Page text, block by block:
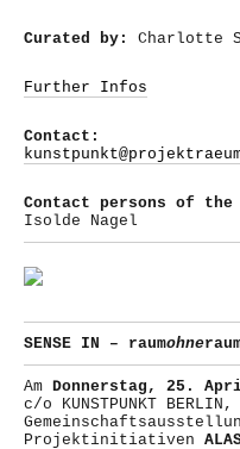
Curated by: Charlotte
Further Infos
Contact:
Contact persons of the
Isolde Nagel
SENSE IN – raumohne
Am Donnerstag, 25.
c/o KUNSTPUNKT
Projektinitiativen